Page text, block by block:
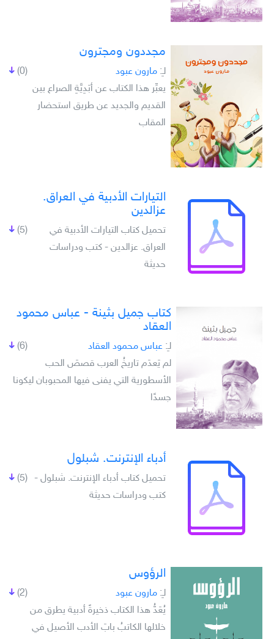
مجددون ومجترون
(0) لـِ: مارون عبود
يعبِّر هذا الكتاب عن أبَدِيَّةِ الصراع بين
القديم والجديد عن طريق استحضار
المقاب
التيارات الأدبية في العراق.
عزالدين
(5)
تحميل كتاب التيارات الأدبية في
العراق. عزالدين - كتب ودراسات
حديثة
كتاب جميل بثينة - عباس محمود
العقاد
(6) لـِ: عباس محمود العقاد
لم يَعدَم تاريخُ العرب قصصَ الحب
الأسطورية التي يفنى فيها المحبوبان ليكونا
جسدًا
أدباء الإنترنت. شبلول
(5) تحميل كتاب أدباء الإنترنت. شبلول -
كتب ودراسات حديثة
الرؤوس
(2) لـِ: مارون عبود
يُعَدُّ هذا الكتاب ذخيرةً أدبية يطرق من
خلالها الكاتبُ بابَ الأدب الأصيل في